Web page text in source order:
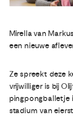
Over ons
Mirella van
een nieuwe
Ze spreekt deze
vrijwilliger is bij
pingpongballetje
stadium van